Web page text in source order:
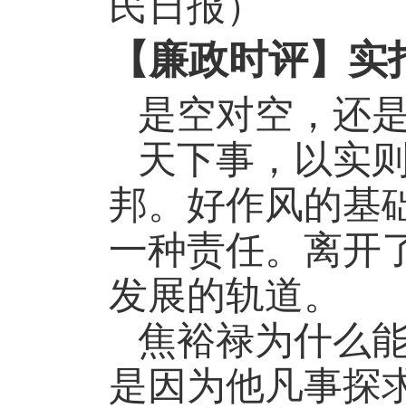
【廉政时评】
是空对空，还
天下事，以实
邦。好作风的基
一种责任。离开
发展的轨道。
焦裕禄为什么
是因为他凡事探